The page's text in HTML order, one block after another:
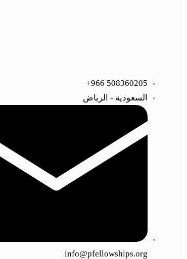
508360205 966+
السعودية - الرياض
info@pfellowships.org